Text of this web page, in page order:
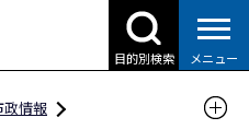
目的別検索 メニュー
政情報